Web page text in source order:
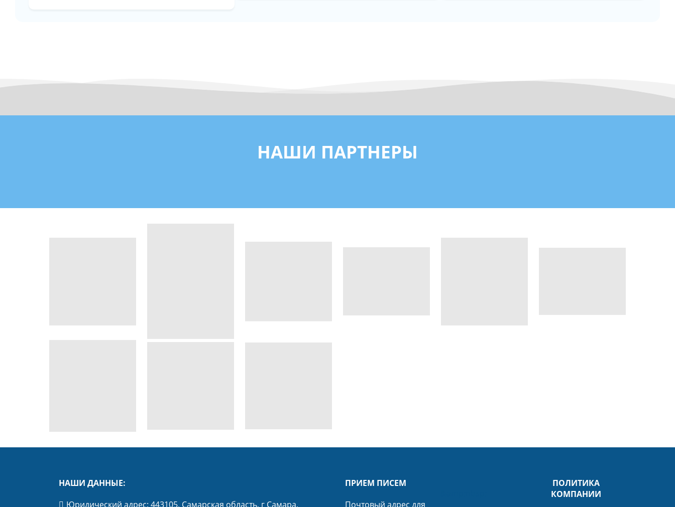
НАШИ ПАРТНЕРЫ
НАШИ ДАННЫЕ:
Юридический адрес: 443105, Самарская область, г Самара,
ПРИЕМ ПИСЕМ
Почтовый адрес для
ПОЛИТИКА
КОМПАНИИ